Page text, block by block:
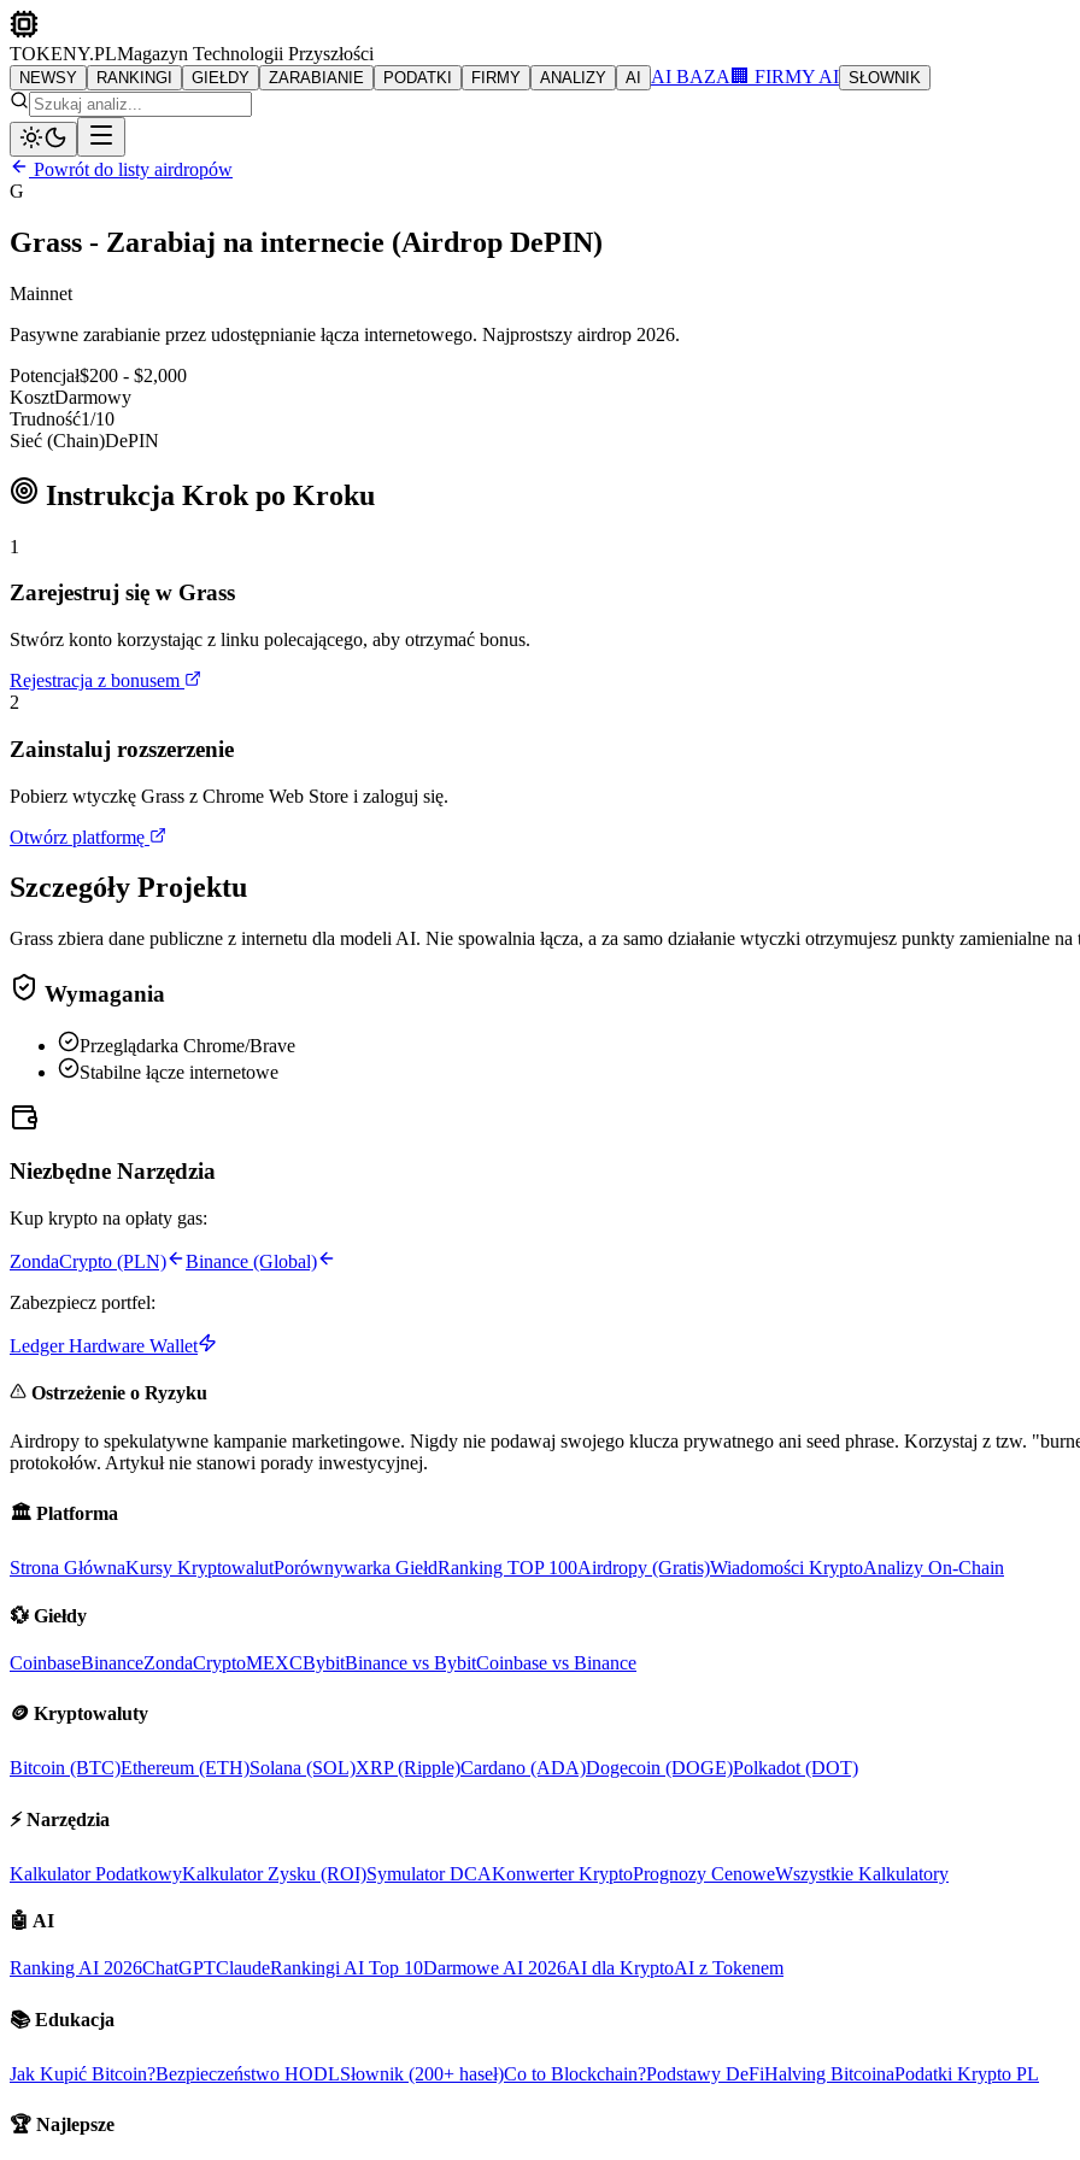
TOKENY.PLMagazyn Technologii Przyszłości
NEWSY RANKINGI GIEŁDY ZARABIANIE PODATKI FIRMY ANALIZY AI AI BAZA 🏢 FIRMY AI SŁOWNIK
Powrót do listy airdropów
G
Grass - Zarabiaj na internecie (Airdrop DePIN)
Mainnet
Pasywne zarabianie przez udostępnianie łącza internetowego. Najprostszy airdrop 2026.
Potencjał$200 - $2,000
KosztDarmowy
Trudność1/10
Sieć (Chain)DePIN
Instrukcja Krok po Kroku
1
Zarejestruj się w Grass
Stwórz konto korzystając z linku polecającego, aby otrzymać bonus.
Rejestracja z bonusem
2
Zainstaluj rozszerzenie
Pobierz wtyczkę Grass z Chrome Web Store i zaloguj się.
Otwórz platformę
Szczegóły Projektu
Grass zbiera dane publiczne z internetu dla modeli AI. Nie spowalnia łącza, a za samo działanie wtyczki otrzymujesz punkty zamienialne na
Wymagania
Przeglądarka Chrome/Brave
Stabilne łącze internetowe
Niezbędne Narzędzia
Kup krypto na opłaty gas:
ZondaCrypto (PLN)
Binance (Global)
Zabezpiecz portfel:
Ledger Hardware Wallet
Ostrzeżenie o Ryzyku
Airdropy to spekulatywne kampanie marketingowe. Nigdy nie podawaj swojego klucza prywatnego ani seed phrase. Korzystaj z tzw.
protokołów. Artykuł nie stanowi porady inwestycyjnej.
🏛️ Platforma
Strona GłównaKursy KryptowalutPorównywarka GiełdRanking TOP 100Airdropy (Gratis)Wiadomości KryptoAnalizy On-Chain
💱 Giełdy
CoinbaseBinanceZondaCryptoMEXCBybitBinance vs BybitCoinbase vs Binance
🪙 Kryptowaluty
Bitcoin (BTC)Ethereum (ETH)Solana (SOL)XRP (Ripple)Cardano (ADA)Dogecoin (DOGE)Polkadot (DOT)
⚡ Narzędzia
Kalkulator PodatkowyKalkulator Zysku (ROI)Symulator DCAKonwerter KryptoPrognozy CenoweWszystkie Kalkulatory
🤖 AI
Ranking AI 2026ChatGPTClaudeRankingi AI Top 10Darmowe AI 2026AI dla KryptoAI z Tokenem
📚 Edukacja
Jak Kupić Bitcoin?Bezpieczeństwo HODLSłownik (200+ haseł)Co to Blockchain?Podstawy DeFiHalving BitcoinaPodatki Krypto PL
🏆 Najlepsze